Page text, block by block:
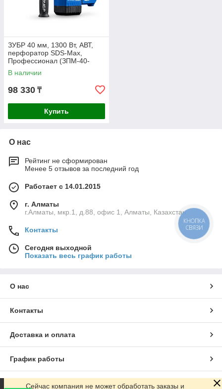
ЗУБР 40 мм, 1300 Вт, АВТ,
перфоратор SDS-Max,
Профессионал (ЗПМ-40-
1300 ЭВ)
В наличии
98 330 ₸
Купить
О нас
Рейтинг не сформирован
Менее 5 отзывов за последний год
Работает с 14.01.2015
г. Алматы
г.Алматы, мкр.1, д.88, офис 1, Алматы, Казахстан
Контакты
Сегодня выходной
Показать весь график работы
О нас
Контакты
Доставка и оплата
График работы
Полная версия сайта
Сейчас компания не может обработать заказы и
КНОПКА
СВЯЗИ